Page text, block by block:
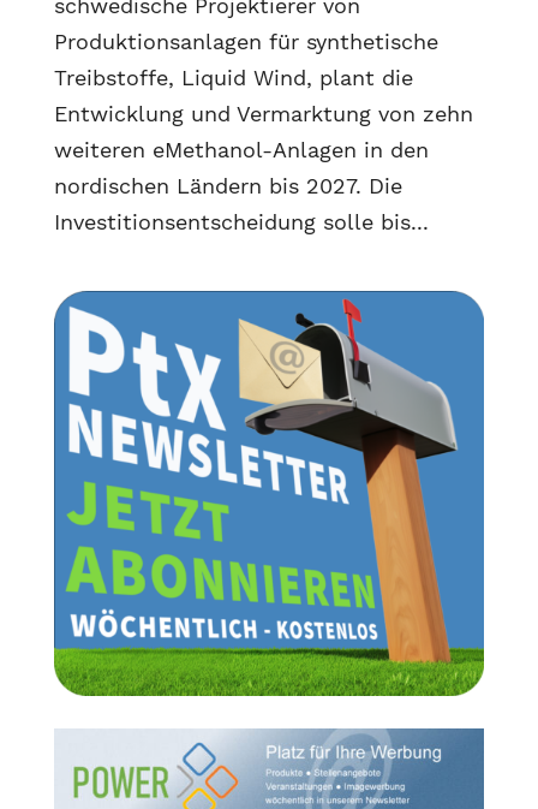
Produktionsanlagen für synthetische
Treibstoffe, Liquid Wind, plant die
Entwicklung und Vermarktung von zehn
weiteren eMethanol-Anlagen in den
nordischen Ländern bis 2027. Die
Investitionsentscheidung solle bis...